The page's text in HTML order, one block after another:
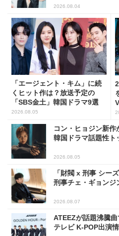
2026.08.04
「エージェント・キム」に続
くヒット作は？放送予定の
「SBS金土」韓国ドラマ9選
2026.08.05
コン・ヒョジン新
韓国ドラマ話題性ト
2026.08.05
「財閥 x 刑事 シー
刑事チェ・ギョンジ
2026.08.07
ATEEZが話題沸騰
テレビ K-POP出演